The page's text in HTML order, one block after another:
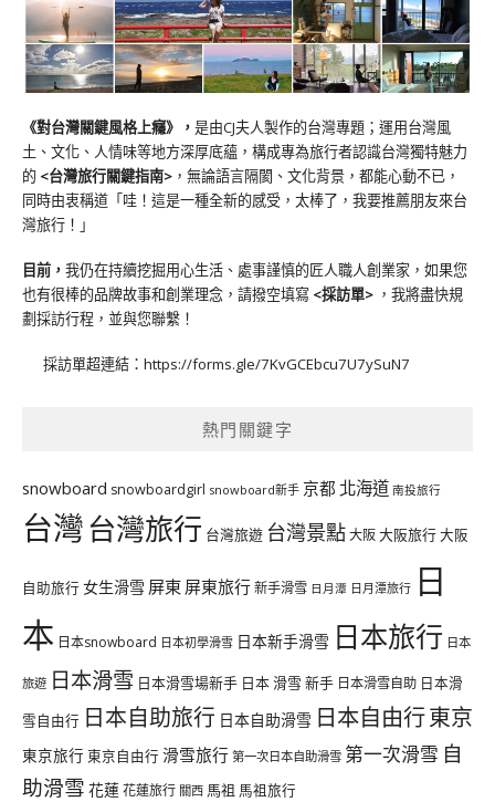
《對台灣關鍵風格上癮》 ， 是由CJ夫人製作的台灣專題；運用台灣風
土、文化、人情味等地方深厚底蘊，構成專為旅行者認識台灣獨特魅力
的 <台灣旅行關鍵指南> ，無論語言隔閡、文化背景，都能心動不已，
同時由衷稱道「哇！這是一種全新的感受，太棒了，我要推薦朋友來台
灣旅行！」
目前， 我仍在持續挖掘用心生活、處事謹慎的匠人職人創業家，如果您
也有很棒的品牌故事和創業理念，請撥空填寫 <採訪單> ，我將盡快規
劃採訪行程，並與您聯繫！
採訪單超連結： https://forms.gle/7KvGCEbcu7U7ySuN7
熱門關鍵字
snowboard snowboardgirl snowboard新手 京都 北海道 南投旅行
台灣台灣旅行 台灣旅遊 台灣景點大阪大阪旅行大阪
自助旅行 女生滑雪 屏東 屏東旅行新手滑雪 日月潭 日月潭旅行 日
本 日本snowboard 日本初學滑雪 日本新手滑雪 日本旅行 日本
旅遊 日本滑雪 日本滑雪場新手 日本 滑雪 新手 日本滑雪自助 日本滑
雪自由行 日本自助旅行 日本自助滑雪 日本自由行東京
東京旅行 東京自由行 滑雪旅行 第一次日本自助滑雪 第一次滑雪 自
助滑雪 花蓮花蓮旅行 關西 馬祖 馬祖旅行